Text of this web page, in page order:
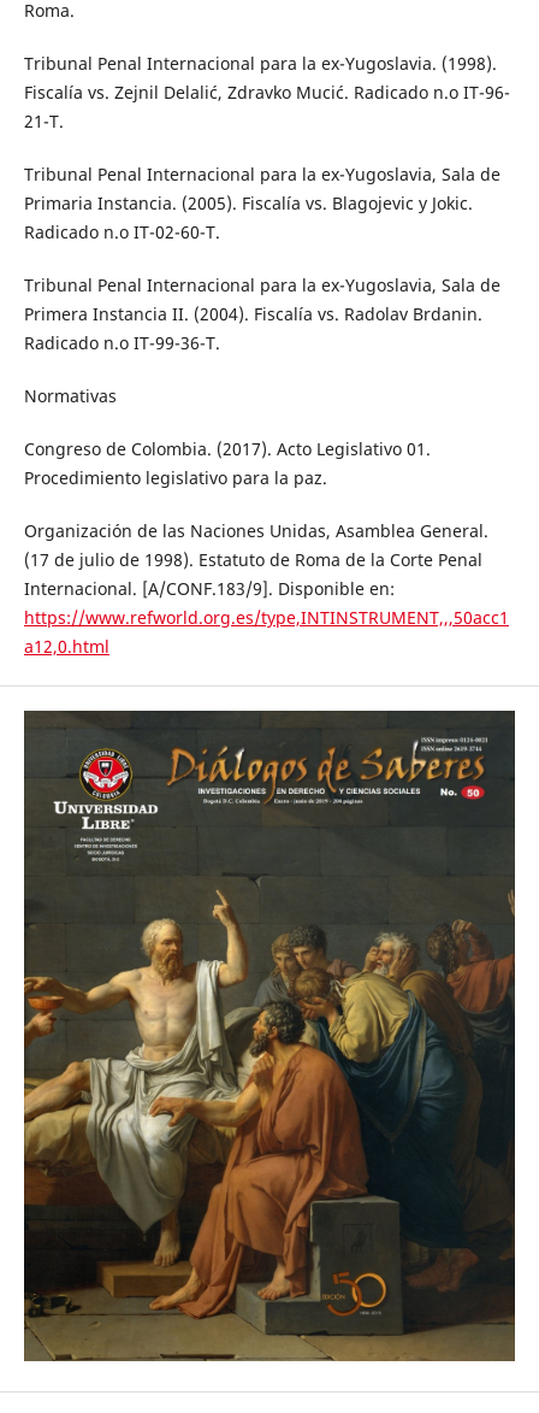
Roma.
Tribunal Penal Internacional para la ex-Yugoslavia. (1998).
Fiscalía vs. Zejnil Delalić, Zdravko Mucić. Radicado n.o IT-96-
21-T.
Tribunal Penal Internacional para la ex-Yugoslavia, Sala de
Primaria Instancia. (2005). Fiscalía vs. Blagojevic y Jokic.
Radicado n.o IT-02-60-T.
Tribunal Penal Internacional para la ex-Yugoslavia, Sala de
Primera Instancia II. (2004). Fiscalía vs. Radolav Brdanin.
Radicado n.o IT-99-36-T.
Normativas
Congreso de Colombia. (2017). Acto Legislativo 01.
Procedimiento legislativo para la paz.
Organización de las Naciones Unidas, Asamblea General.
(17 de julio de 1998). Estatuto de Roma de la Corte Penal
Internacional. [A/CONF.183/9]. Disponible en:
https://www.refworld.org.es/type,INTINSTRUMENT,,,50acc1
a12,0.html